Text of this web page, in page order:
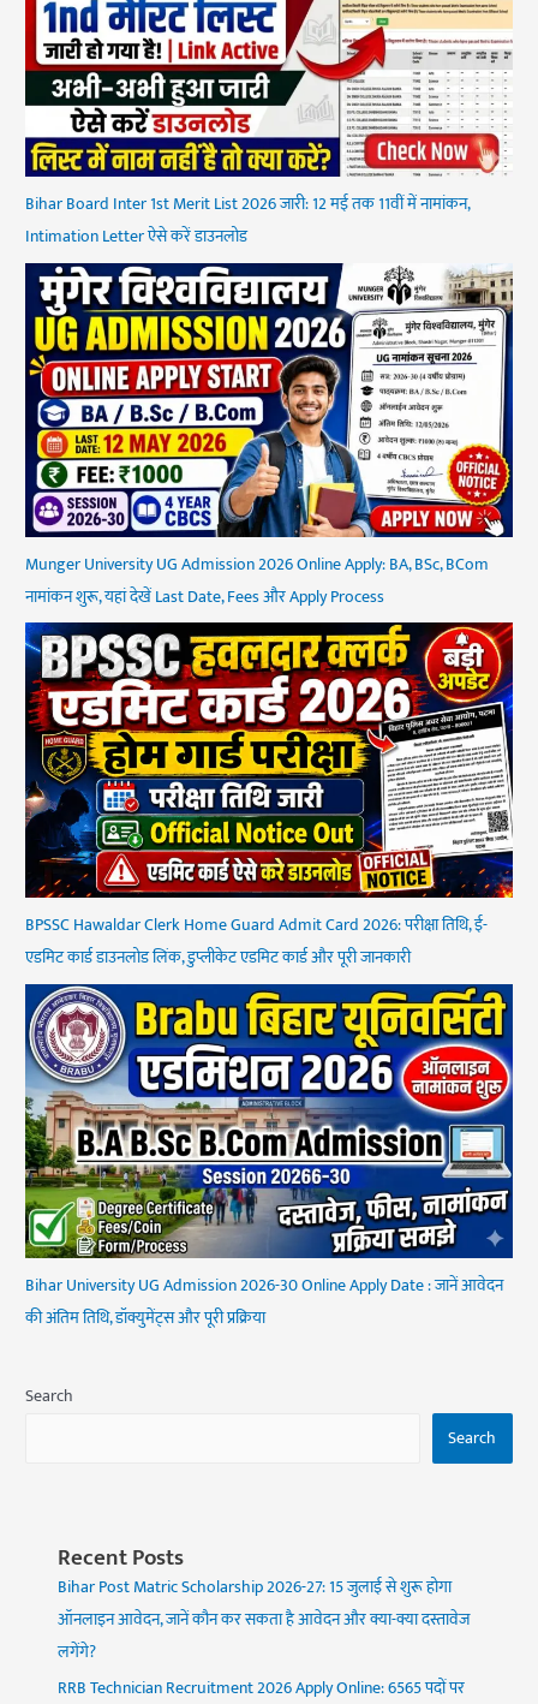
Bihar Board Inter 1st Merit List 2026 जारी: 12 मई तक 11वीं में नामांकन,
Intimation Letter ऐसे करें डाउनलोड
Munger University UG Admission 2026 Online Apply: BA, BSc, BCom
नामांकन शुरू, यहां देखें Last Date, Fees और Apply Process
BPSSC Hawaldar Clerk Home Guard Admit Card 2026: परीक्षा तिथि, ई-
एडमिट कार्ड डाउनलोड लिंक, डुप्लीकेट एडमिट कार्ड और पूरी जानकारी
Bihar University UG Admission 2026-30 Online Apply Date : जानें आवेदन
की अंतिम तिथि, डॉक्युमेंट्स और पूरी प्रक्रिया
Search
Search
Recent Posts
Bihar Post Matric Scholarship 2026-27: 15 जुलाई से शुरू होगा
ऑनलाइन आवेदन, जानें कौन कर सकता है आवेदन और क्या-क्या दस्तावेज
लगेंगे?
RRB Technician Recruitment 2026 Apply Online: 6565 पदों पर